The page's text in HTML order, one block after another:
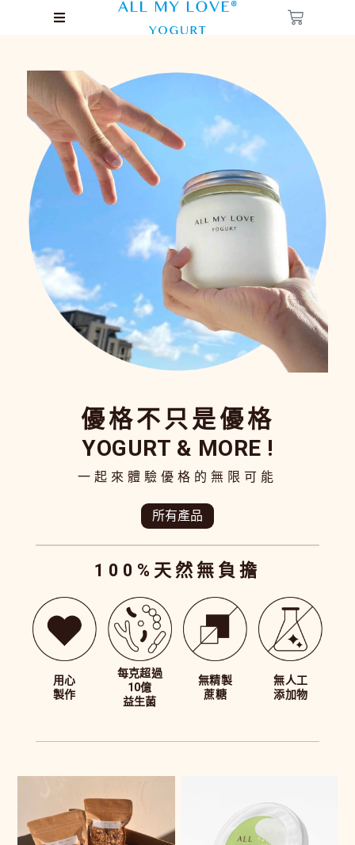
優格不只是優格
YOGURT & MORE !
一起來體驗優格的無限可能
所有產品
100%天然無負擔
用心
製作
每克超過
10億
益生菌
無精製
蔗糖
無人工
添加物